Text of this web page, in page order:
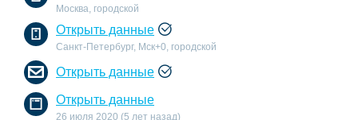
Москва, городской
Открыть данные
Санкт-Петербург, Мск+0, городской
Открыть данные
Открыть данные
26 июля 2020 (5 лет назад)